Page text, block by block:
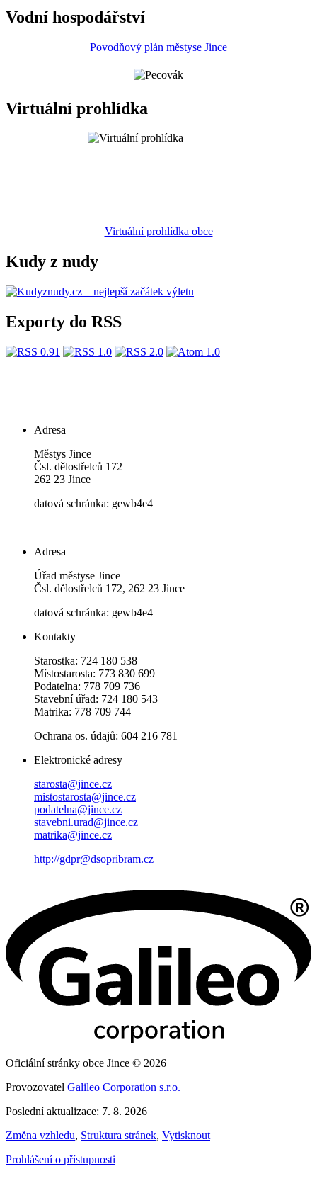
Vodní hospodářství
Povodňový plán městyse Jince
Virtuální prohlídka
Virtuální prohlídka obce
Kudy z nudy
Exporty do RSS
Adresa
Městys Jince
Čsl. dělostřelců 172
262 23 Jince
datová schránka: gewb4e4
Adresa
Úřad městyse Jince
Čsl. dělostřelců 172, 262 23 Jince
datová schránka: gewb4e4
Kontakty
Starostka: 724 180 538
Místostarosta: 773 830 699
Podatelna: 778 709 736
Stavební úřad: 724 180 543
Matrika: 778 709 744
Ochrana os. údajů: 604 216 781
Elektronické adresy
starosta@jince.cz
mistostarosta@jince.cz
podatelna@jince.cz
stavebni.urad@jince.cz
matrika@jince.cz
http://gdpr@dsopribram.cz
Oficiální stránky obce Jince © 2026
Provozovatel Galileo Corporation s.r.o.
Poslední aktualizace: 7. 8. 2026
Změna vzhledu, Struktura stránek, Vytisknout
Prohlášení o přístupnosti